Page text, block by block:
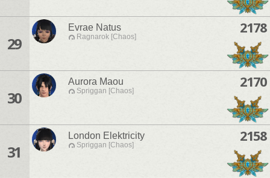
29
Evrae Natus
Ragnarok [Chaos]
2178
30
Aurora Maou
Spriggan [Chaos]
2170
31
London Elektricity
Spriggan [Chaos]
2158